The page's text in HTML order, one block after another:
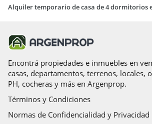
Encontrá propiedades e inmuebles en
casas, departamentos, terrenos, locales,
PH, cocheras y más en Argenprop.
Términos y Condiciones
Normas de Confidencialidad y Privacidad